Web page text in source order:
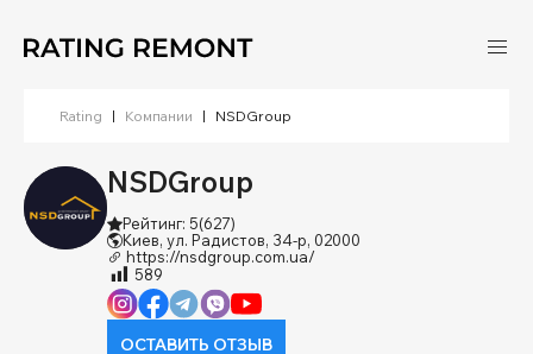
Rating | Компании | NSDGroup
NSDGroup
Рейтинг: 5(627)
Киев, ул. Радистов, 34-р, 02000
https://nsdgroup.com.ua/
589
ОСТАВИТЬ ОТЗЫВ